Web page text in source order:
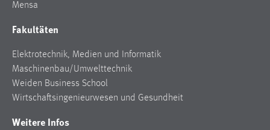
Mensa
Fakultäten
Elektrotechnik, Medien und Informatik
Maschinenbau/Umwelttechnik
Weiden Business School
Wirtschaftsingenieurwesen und Gesundheit
Weitere Infos